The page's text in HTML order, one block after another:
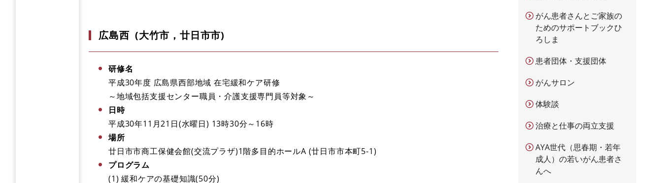
広島西 (大竹市，廿日市市)
研修名
平成30年度 広島県西部地域 在宅緩和ケア研修
～地域包括支援センター職員・介護支援専門員等対象～
日時
平成30年11月21日(水曜日) 13時30分～16時
場所
廿日市市商工保健会館(交流プラザ)1階多目的ホールA (廿日市市本町5-1)
プログラム
(1) 緩和ケアの基礎知識(50分)
がん患者さんとご家族の
ためのサポートブックひ
ろしま
患者団体・支援団体
がんサロン
体験談
治療と仕事の両立支援
AYA世代（思春期・若年
成人）の若いがん患者さ
んへ